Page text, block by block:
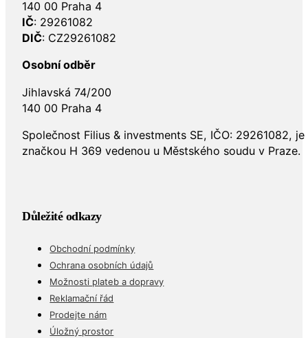
140 00 Praha 4
IČ: 29261082
DIČ: CZ29261082
Osobní odběr
Jihlavská 74/200
140 00 Praha 4
Společnost Filius & investments SE, IČO: 29261082,
značkou H 369 vedenou u Městského soudu v Praze.
Důležité odkazy
Obchodní podmínky
Ochrana osobních údajů
Možnosti plateb a dopravy
Reklamační řád
Prodejte nám
Úložný prostor